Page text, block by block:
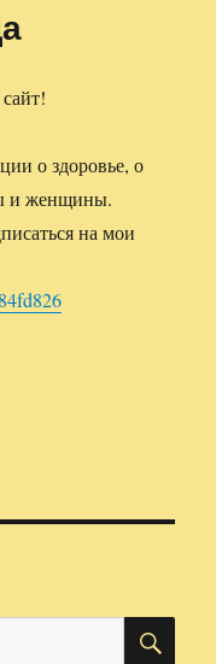
о здоровье, о
и женщины.
на мои